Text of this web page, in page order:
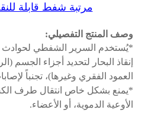
مرتبة شفط قابلة
وصف المنتج التفصيلي:
*يُستخدم السرير الشفطي لحوادث
إنقاذ البحار لتحديد أجزاء الجسم
العمود الفقري وغيرها)، تجنباً
*يمنع بشكل خاص انتقال طرف
الأوعية الدموية، أو الأعضاء.